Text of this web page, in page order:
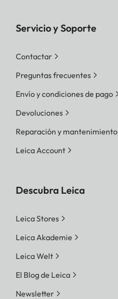
Servicio y Soporte
Contactar
Preguntas frecuentes
Envío y condiciones de pago
Devoluciones
Reparación y mantenimiento
Leica Account
Descubra Leica
Leica Stores
Leica Akademie
Leica Welt
El Blog de Leica
Newsletter